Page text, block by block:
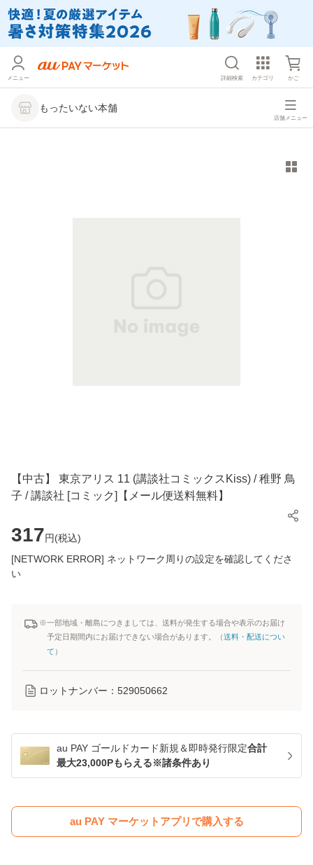
メニュー 詳細検索 カテゴリ かご
もったいない本舗
店舗メニュー
【中古】 東京アリス 11 (講談社コミックスKiss) / 稚野 鳥
子 / 講談社 [コミック]【メール便送料無料】
317円(税込)
[NETWORK ERROR] ネットワーク周りの設定を確認してくださ
い
※一部地域・離島につきましては、送料が発生する場合や表示のお届け
予定日期間内にお届けできない場合があります。（送料・配送につい
て ）
ロットナンバー： 529050662
au PAY ゴールドカード新規＆即時発行限定合計
最大23,000Pもらえる※諸条件あり
au PAY マーケットアプリで購入する